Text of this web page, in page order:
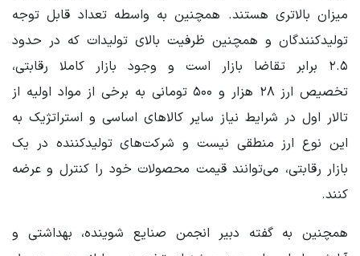
میزان بالاتری هستند. همچنین به واسطه تعداد قابل توجه
تولیدکنندگان و همچنین ظرفیت بالای تولیدات که در حدود
۲.۵ برابر تقاضا بازار است و وجود بازار کاملا رقابتی،
تخصیص ارز ۲۸ هزار و ۵۰۰ تومانی به برخی از مواد اولیه از
تالار اول در شرایط نیاز سایر کالاهای اساسی و استراتژیک به
این نوع ارز منطقی نیست و شرکت‌های تولیدکننده در یک
بازار رقابتی، می‌توانند قیمت محصولات خود را کنترل و عرضه
کنند.
همچنین به گفته دبیر انجمن صنایع شوینده، بهداشتی و